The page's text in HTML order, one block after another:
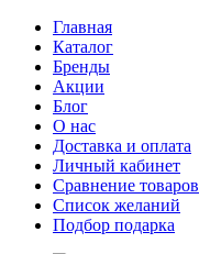
Главная
Каталог
Бренды
Акции
Блог
О нас
Доставка и оплата
Личный кабинет
Сравнение товаров
Список желаний
Подбор подарка